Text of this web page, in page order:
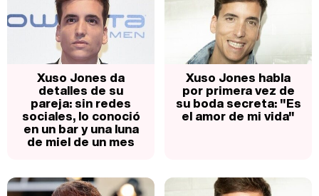
Xuso Jones da
detalles de su
pareja: sin redes
sociales, lo conoció
en un bar y una luna
de miel de un mes
Xuso Jones habla
por primera vez de
su boda secreta: "Es
el amor de mi vida"